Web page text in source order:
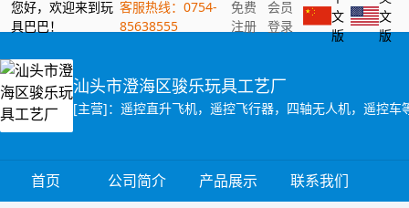
您好，欢迎来到玩
具巴巴！
客服热线：0754-
85638555
免费
注册
会员
登录
文
版
文
版
汕头市澄海区骏乐玩具工艺厂
[主营]：遥控直升飞机，遥控飞行器，四轴无人机，遥控车
首页 公司简介 产品展示 联系我们